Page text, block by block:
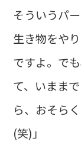
そういうパ
生き物をや
ですよ。で
て、いまま
ら、おそら
(笑)」